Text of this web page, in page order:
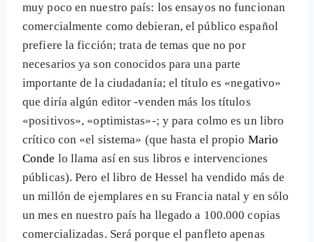
muy poco en nuestro país: los ensayos no funcionan
comercialmente como debieran, el público español
prefiere la ficción; trata de temas que no por
necesarios ya son conocidos para una parte
importante de la ciudadanía; el título es «negativo»
que diría algún editor -venden más los títulos
«positivos», «optimistas»-; y para colmo es un libro
crítico con «el sistema» (que hasta el propio Mario
Conde lo llama así en sus libros e intervenciones
públicas). Pero el libro de Hessel ha vendido más de
un millón de ejemplares en su Francia natal y en sólo
un mes en nuestro país ha llegado a 100.000 copias
comercializadas. Será porque el panfleto apenas